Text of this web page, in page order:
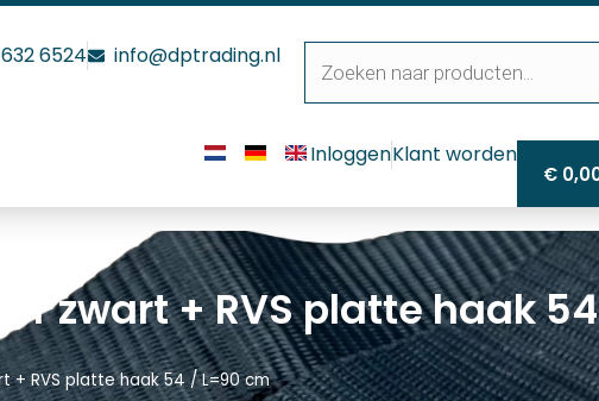
6524 info@dptrading.nl
InloggenKlant worden
€
zwart + RVS platte haak
+ RVS platte haak 54 / L=90 cm